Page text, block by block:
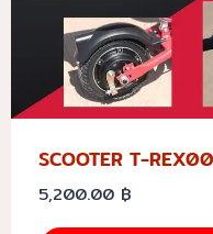
SCOOTER T-
5,200.00 ฿